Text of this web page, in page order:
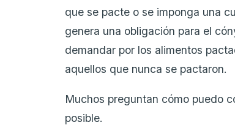
que se pacte o se imponga una
genera una obligación para el
demandar por los alimentos
aquellos que nunca se pactaron.
Muchos preguntan cómo puedo
posible.